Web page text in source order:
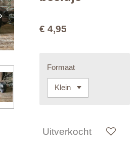
€ 4,95
Formaat
Uitverkocht